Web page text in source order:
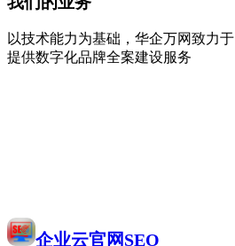
以技术能力为基础，华企万网致力于
提供数字化品牌全案建设服务
企业云官网SEO